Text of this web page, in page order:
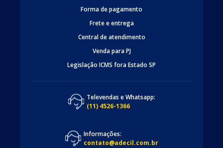
Forma de pagamento
Frete e entrega
Central de atendimento
Venda para PJ
Legislação ICMS fora Estado SP
Televendas e Whatsapp:
(11) 4526-1366
Informações:
contato@adecil.com.br